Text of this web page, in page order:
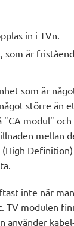
in i TVn.
, som är
som är
större än
"CA modul"
mellan
inte när
TV modulen
använder